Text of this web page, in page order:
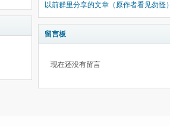
以前群里分享的文章（原作者看见勿怪）
留言板
现在还没有留言